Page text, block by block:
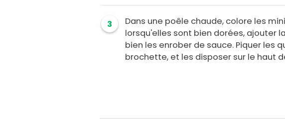
3
Dans une poêle chaude, colore les
lorsqu'elles sont bien dorées, ajouter
bien les enrober de sauce. Piquer les
brochette, et les disposer sur le haut